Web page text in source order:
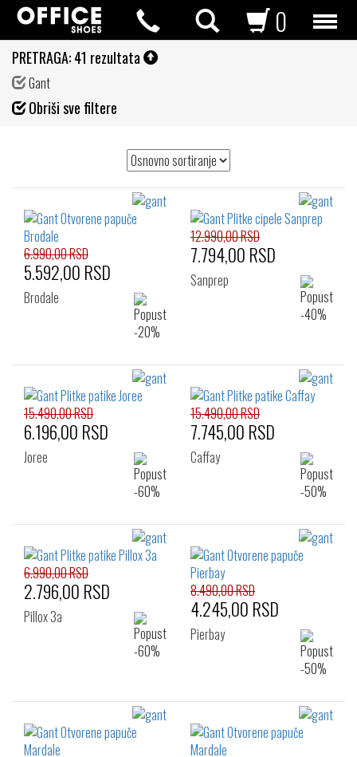
0
PRETRAGA:41 rezultata
Gant
Obriši sve filtere
6.990,00 RSD
5.592,00 RSD
Brodale
12.990,00 RSD
7.794,00 RSD
Sanprep
15.490,00 RSD
6.196,00 RSD
Joree
15.490,00 RSD
7.745,00 RSD
Caffay
6.990,00 RSD
2.796,00 RSD
Pillox 3a
8.490,00 RSD
4.245,00 RSD
Pierbay